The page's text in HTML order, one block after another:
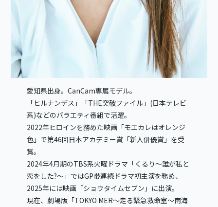
愛知県出身。CanCam専属モデル。
「ヒルナンデス」「THE突破ファイル」(日本テレビ
系)などのバラエティ番組で活躍。
2022年ヒロインを務めた映画「モエカレはオレンジ
色」で第46回日本アカデミー賞「新人俳優賞」を受
賞。
2024年4月期のTBS系火曜ドラマ「くるり～誰が私と
恋をした?～」ではGP帯連続ドラマ初主演を務め、
2025年には映画「ショウタイムセブン」に出演。
現在、劇場版「TOKYO MER～走る緊急救命室～南海